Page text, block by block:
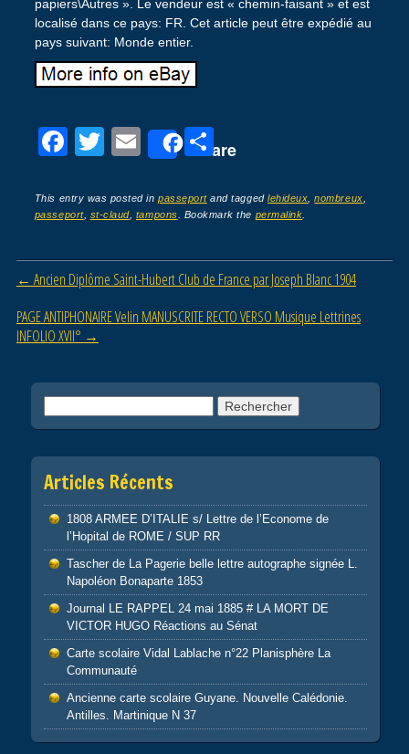
papiers\Autres ». Le vendeur est « chemin-faisant » et est
localisé dans ce pays: FR. Cet article peut être expédié au
pays suivant: Monde entier.
F
c
e
b
o
o
k
T
tt
er
E
ail
Share
P
ta
g
er
This entry was posted inpasseportand taggedlehideux ,nombreux
passeport, st-claud, tampons . Bookmark the permalink
Post navigation
← Ancien Diplôme Saint-Hubert Club de France par Joseph Blanc 1904
PAGE ANTIPHONAIRE Velin MANUSCRITE RECTO VERSO Musique Lettrines
INFOLIO XVII° →
Articles Récents
1808 ARMEE D’ITALIE s/ Lettre de l’Econome de
l’Hopital de ROME / SUP RR
Tascher de La Pagerie belle lettre autographe signée L.
Napoléon Bonaparte 1853
Journal LE RAPPEL 24 mai 1885 # LA MORT DE
VICTOR HUGO Réactions au Sénat
Carte scolaire Vidal Lablache n°22 Planisphère La
Communauté
Ancienne carte scolaire Guyane. Nouvelle Calédonie.
Antilles. Martinique N 37